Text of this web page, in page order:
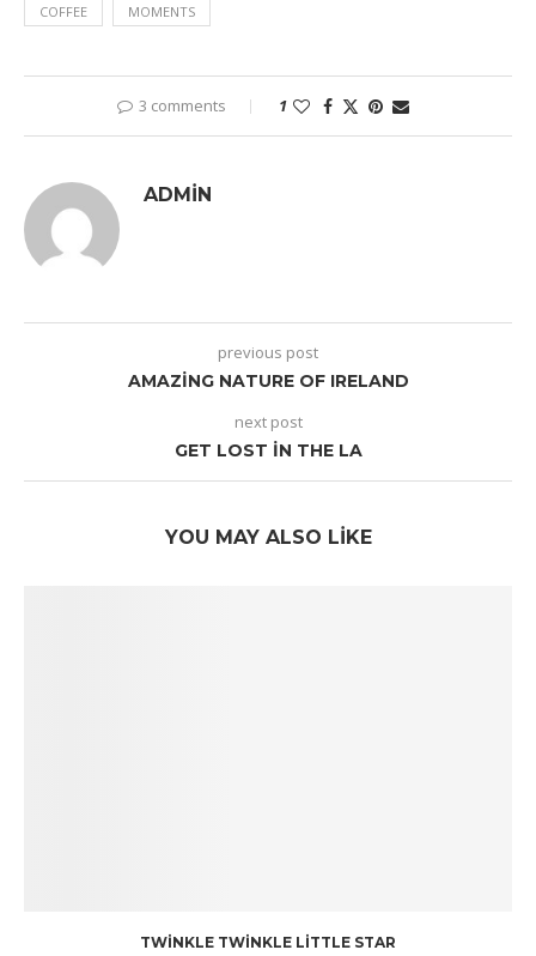
COFFEE MOMENTS
3 comments 1
ADMIN
previous post
AMAZING NATURE OF IRELAND
next post
GET LOST IN THE LA
YOU MAY ALSO LIKE
TWINKLE TWINKLE LITTLE STAR